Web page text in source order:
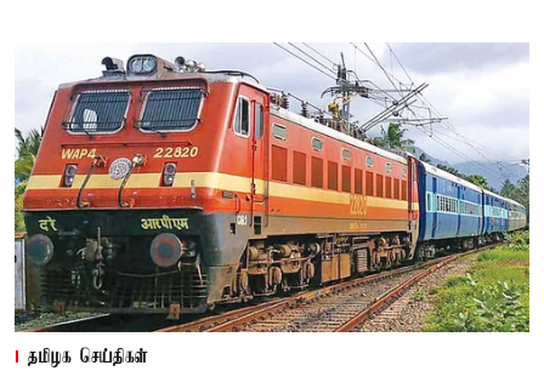
தமிழக செய்திகள்